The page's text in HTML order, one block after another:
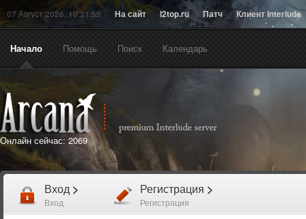
07 Август 2026, 10:31:55 На сайт l2top.ru Патч Клиент Interlude
Начало Помощь Поиск Календарь
Онлайн сейчас: 2069
Вход >
Вход
Регистрация >
Регистрация